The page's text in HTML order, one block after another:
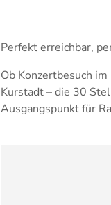
Perfekt erreichbar,
Ob Konzertbesuch
Kurstadt – die 30
Ausgangspunkt für